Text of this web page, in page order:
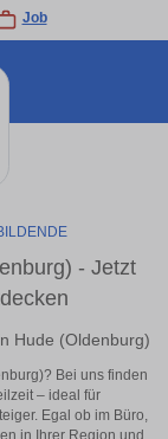
Job
- Jetzt
Hude (Oldenburg)
Bei uns finden
– ideal für
Egal ob im Büro,